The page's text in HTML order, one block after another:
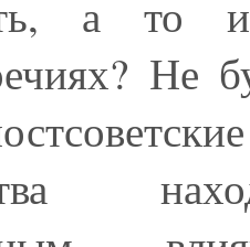
а то
Не